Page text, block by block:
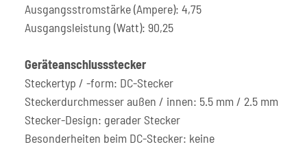
Ausgangsstromstärke (Ampere): 4,75
Ausgangsleistung (Watt): 90,25
Geräteanschlussstecker
Steckertyp / -form: DC-Stecker
Steckerdurchmesser außen / innen: 5.5 mm / 2.5 mm
Stecker-Design: gerader Stecker
Besonderheiten beim DC-Stecker: keine